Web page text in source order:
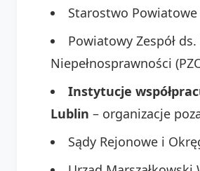
Starostwo
Powiatowy Zespół
Niepełnosprawności
Instytucje
Lublin – organizacje
Sądy Rejonowe i